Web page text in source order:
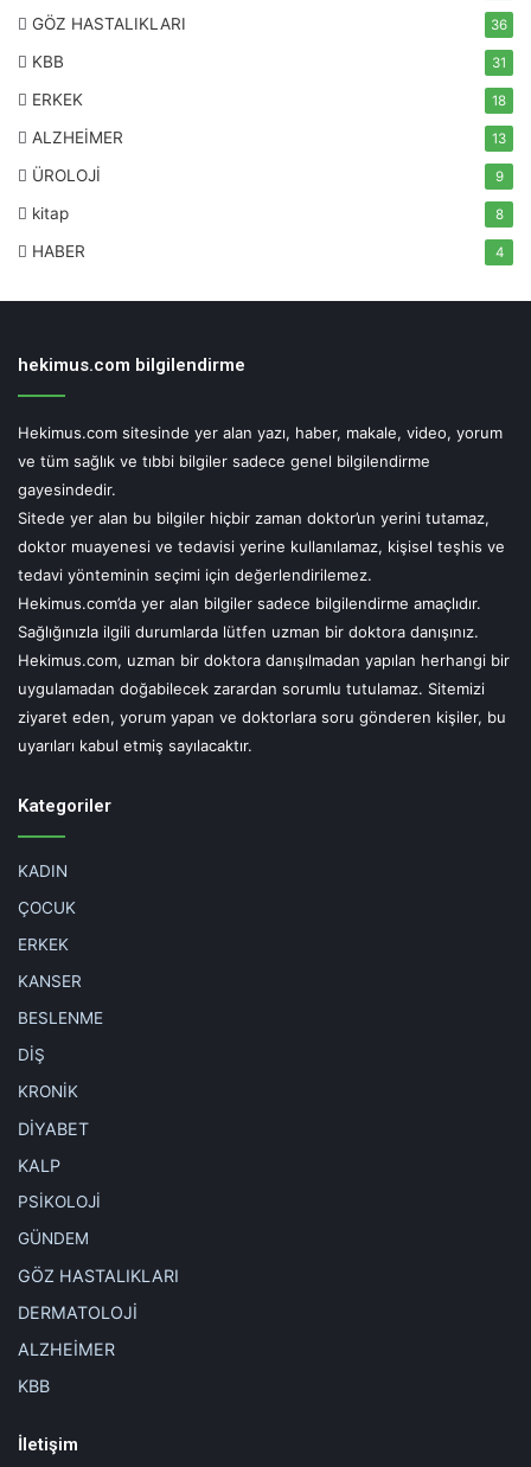
GÖZ HASTALIKLARI 36
KBB 31
ERKEK 18
ALZHEİMER 13
ÜROLOJİ 9
kitap 8
HABER 4
hekimus.com bilgilendirme
Hekimus.com sitesinde yer alan yazı, haber, makale, video, yorum
ve tüm sağlık ve tıbbi bilgiler sadece genel bilgilendirme
gayesindedir.
Sitede yer alan bu bilgiler hiçbir zaman doktor’un yerini tutamaz,
doktor muayenesi ve tedavisi yerine kullanılamaz, kişisel teşhis ve
tedavi yönteminin seçimi için değerlendirilemez.
Hekimus.com’da yer alan bilgiler sadece bilgilendirme amaçlıdır.
Sağlığınızla ilgili durumlarda lütfen uzman bir doktora danışınız.
Hekimus.com, uzman bir doktora danışılmadan yapılan herhangi bir
uygulamadan doğabilecek zarardan sorumlu tutulamaz. Sitemizi
ziyaret eden, yorum yapan ve doktorlara soru gönderen kişiler, bu
uyarıları kabul etmiş sayılacaktır.
Kategoriler
KADIN
ÇOCUK
ERKEK
KANSER
BESLENME
DİŞ
KRONİK
DİYABET
KALP
PSİKOLOJİ
GÜNDEM
GÖZ HASTALIKLARI
DERMATOLOJİ
ALZHEİMER
KBB
İletişim